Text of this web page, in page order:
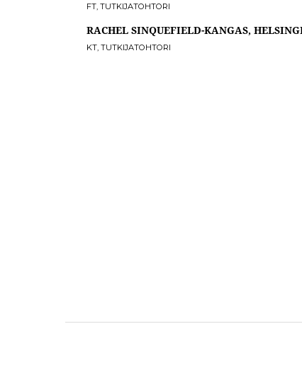
FT, TUTKIJATOHTORI
RACHEL SINQUEFIELD-KANGAS,
KT, TUTKIJATOHTORI